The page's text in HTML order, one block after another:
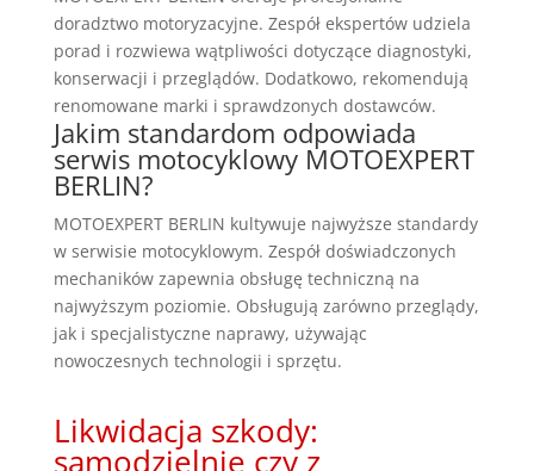
doradztwo motoryzacyjne. Zespół ekspertów udziela
porad i rozwiewa wątpliwości dotyczące diagnostyki,
konserwacji i przeglądów. Dodatkowo, rekomendują
renomowane marki i sprawdzonych dostawców.
Jakim standardom odpowiada
serwis motocyklowy MOTOEXPERT
BERLIN?
MOTOEXPERT BERLIN kultywuje najwyższe standardy
w serwisie motocyklowym. Zespół doświadczonych
mechaników zapewnia obsługę techniczną na
najwyższym poziomie. Obsługują zarówno przeglądy,
jak i specjalistyczne naprawy, używając
nowoczesnych technologii i sprzętu.
Likwidacja szkody:
samodzielnie czy z